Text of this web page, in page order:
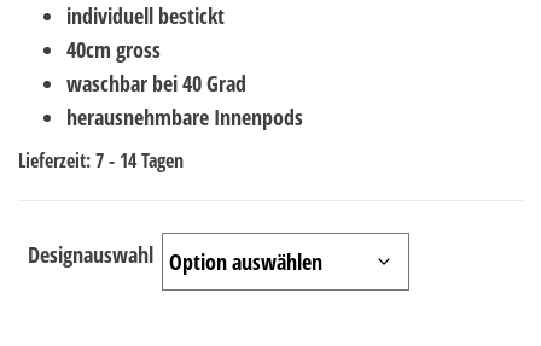
individuell bestickt
40cm gross
waschbar bei 40 Grad
herausnehmbare Innenpods
Lieferzeit:7 - 14 Tagen
Designauswahl